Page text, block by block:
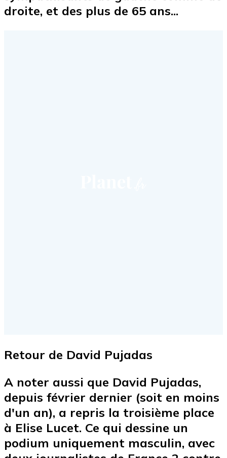
droite, et des plus de 65 ans...
Retour de David Pujadas
A noter aussi que David Pujadas,
depuis février dernier (soit en moins
d'un an), a repris la troisième place
à Elise Lucet. Ce qui dessine un
podium uniquement masculin, avec